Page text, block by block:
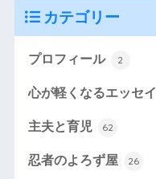
カテゴリー
プロフィール 2
心が軽くなるエッセイ
主夫と育児 62
忍者のよろず屋 26